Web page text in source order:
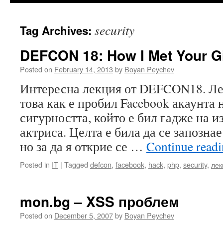
content
Tag Archives: security
DEFCON 18: How I Met Your
Posted on February 14, 2013 by Boyan Peychev
Интересна лекция от DEFCON18.
това как е пробил Facebook акаунта
сигурността, който е бил гадже на
актриса. Целта е била да се
но за да я открие се … Continue
Posted in IT | Tagged defcon, facebook, hack, php, security,
mon.bg – XSS проблем
Posted on December 5, 2007by Boyan Peychev